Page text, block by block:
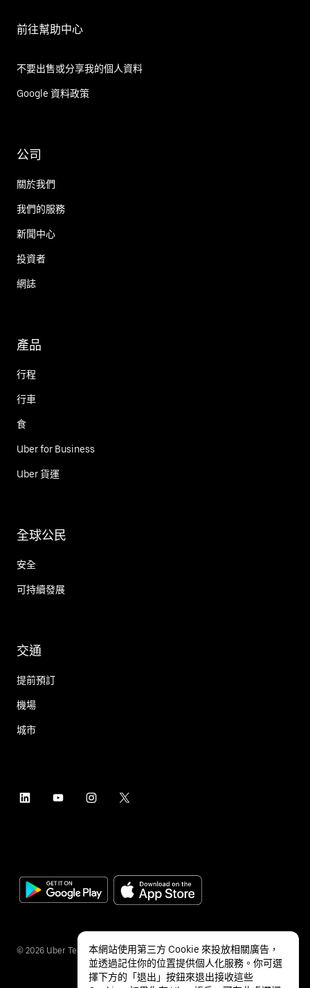
前往幫助中心
不要出售或分享我的個人資料
Google 資料政策
公司
關於我們
我們的服務
新聞中心
投資者
網誌
產品
行程
行車
食
Uber for Business
Uber 貨運
全球公民
安全
可持續發展
交通
提前預訂
機場
城市
© 2026 Uber Technologies Inc.
本網站使用第三方 Cookie 來投放相關廣告，
並透過記住你的位置提供個人化服務。你可選
擇下方的「退出」按鈕來退出接收這些